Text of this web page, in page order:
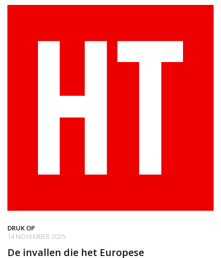
DRUK OP
14 NOVEMBER 2025
De invallen die het Europese